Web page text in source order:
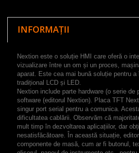
INFORMAȚII
Nextion este o soluție HMI care oferă o
vizualizare între un om și un proces,
aparat. Este cea mai bună soluție pentru a
tradițional LCD și LED.
Nextion include parte hardware (o serie de
software (editorul Nextion). Placa TFT
singur port serial pentru a comunica.
dificultatea cablării. Observăm că
mult timp în dezvoltarea aplicațiilor, dar
nesatisfăcătoare. În această situație,
componente de masă, cum ar fi butonul,